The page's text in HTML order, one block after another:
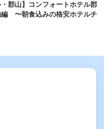
・郡山】コンフォートホテル郡
編 〜朝食込みの格安ホテルチ